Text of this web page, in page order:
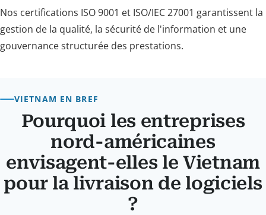
Nos certifications ISO 9001 et ISO/IEC 27001 garantissent la
gestion de la qualité, la sécurité de l'information et une
gouvernance structurée des prestations.
VIETNAM EN BREF
Pourquoi les entreprises
nord-américaines
envisagent-elles le Vietnam
pour la livraison de logiciels
?